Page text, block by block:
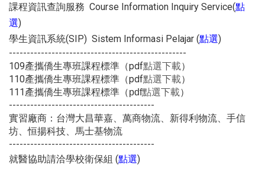
課程資訊查詢服務 Course Information Inquiry Service(點
選)
學生資訊系統(SIP) Sistem Informasi Pelajar (點選)
--------------------------------------------------
109產攜僑生專班課程標準（pdf點選下載）
110產攜僑生專班課程標準 （pdf點選下載）
111產攜僑生專班課程標準 （pdf點選下載）
-----------------------------------------
實習廠商：台灣大昌華嘉、萬商物流、新得利物流、手信
坊、恒揚科技、馬士基物流
-----------------------------------------
就醫協助請洽學校衛保組 (點選)